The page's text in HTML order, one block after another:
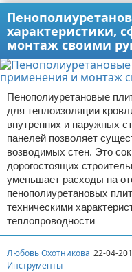
характеристики,
монтаж своими
Пенополиуретановые
для теплоизоляции
внутренних и наружных
панелей позволяет
возводимых стен. Это
дорогостоящих
уменьшает расходы на
пенополиуретановых
техническими
теплопроводности
Любовь Охотникова 22-04-
Инструменты